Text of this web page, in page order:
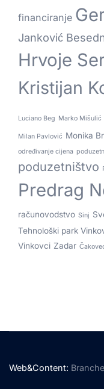
financiranje
Janković
Hrvoje
Kristijan
Luciano Beg Marko Mišulić
Milan Pavlović Monika
određivanje cijena
poduzetništvo
Predrag
računovodstvo Sinj
Tehnološki park
Vinkovci Zadar
Web&Content: Branche